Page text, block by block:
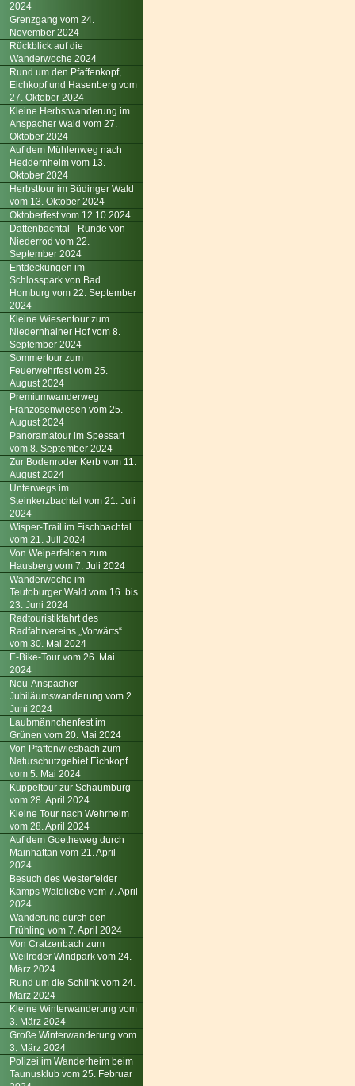
2024
Grenzgang vom 24.
November 2024
Rückblick auf die
Wanderwoche 2024
Rund um den Pfaffenkopf,
Eichkopf und Hasenberg vom
27. Oktober 2024
Kleine Herbstwanderung im
Anspacher Wald vom 27.
Oktober 2024
Auf dem Mühlenweg nach
Heddernheim vom 13.
Oktober 2024
Herbsttour im Büdinger Wald
vom 13. Oktober 2024
Oktoberfest vom 12.10.2024
Dattenbachtal - Runde von
Niederrod vom 22.
September 2024
Entdeckungen im
Schlosspark von Bad
Homburg vom 22. September
2024
Kleine Wiesentour zum
Niedernhainer Hof vom 8.
September 2024
Sommertour zum
Feuerwehrfest vom 25.
August 2024
Premiumwanderweg
Franzosenwiesen vom 25.
August 2024
Panoramatour im Spessart
vom 8. September 2024
Zur Bodenroder Kerb vom 11.
August 2024
Unterwegs im
Steinkerzbachtal vom 21. Juli
2024
Wisper-Trail im Fischbachtal
vom 21. Juli 2024
Von Weiperfelden zum
Hausberg vom 7. Juli 2024
Wanderwoche im
Teutoburger Wald vom 16. bis
23. Juni 2024
Radtouristikfahrt des
Radfahrvereins „Vorwärts“
vom 30. Mai 2024
E-Bike-Tour vom 26. Mai
2024
Neu-Anspacher
Jubiläumswanderung vom 2.
Juni 2024
Laubmännchenfest im
Grünen vom 20. Mai 2024
Von Pfaffenwiesbach zum
Naturschutzgebiet Eichkopf
vom 5. Mai 2024
Küppeltour zur Schaumburg
vom 28. April 2024
Kleine Tour nach Wehrheim
vom 28. April 2024
Auf dem Goetheweg durch
Mainhattan vom 21. April
2024
Besuch des Westerfelder
Kamps Waldliebe vom 7. April
2024
Wanderung durch den
Frühling vom 7. April 2024
Von Cratzenbach zum
Weilroder Windpark vom 24.
März 2024
Rund um die Schlink vom 24.
März 2024
Kleine Winterwanderung vom
3. März 2024
Große Winterwanderung vom
3. März 2024
Polizei im Wanderheim beim
Taunusklub vom 25. Februar